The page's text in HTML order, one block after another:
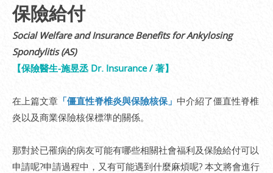
保險給付
Social Welfare and Insurance Benefits for Ankylosing
Spondylitis (AS)
【保險醫生-施昱丞 Dr. Insurance / 著】
在上篇文章 「僵直性脊椎炎與保險核保」 中介紹了僵直性脊椎
炎以及商業保險核保標準的關係。
那對於已罹病的病友可能有哪些相關社會福利及保險給付可以
申請呢?申請過程中，又有可能遇到什麼麻煩呢? 本文將會進行